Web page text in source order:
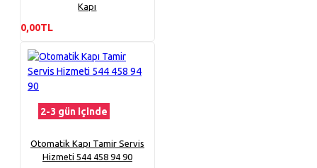
Kapı
0,00TL
2-3 gün içinde
Otomatik Kapı Tamir Servis
Hizmeti 544 458 94 90